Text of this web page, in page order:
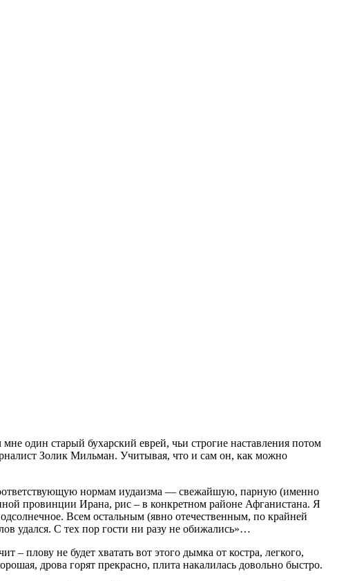
один старый бухарский еврей, чьи строгие наставления потом
Золик Мильман. Учитывая, что и сам он, как можно
нормам иудаизма — свежайшую, парную (именно
провинции Ирана, рис – в конкретном районе Афганистана. Я
Всем остальным (явно отечественным, по крайней
удался. С тех пор гости ни разу не обижались»…
– плову не будет хватать вот этого дымка от костра, легкого,
дрова горят прекрасно, плита накалилась довольно быстро.